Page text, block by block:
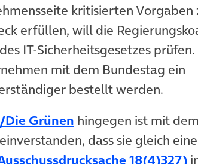
kritisierten Vorgaben
erfüllen, will die
IT-Sicherheitsgesetzes prüfen.
Tab) mit dem Bundestag ein
bestellt werden.
Grünen (öffnet in neuem Tab)
hingegen ist mit dem
dass sie gleich
18(4)327)